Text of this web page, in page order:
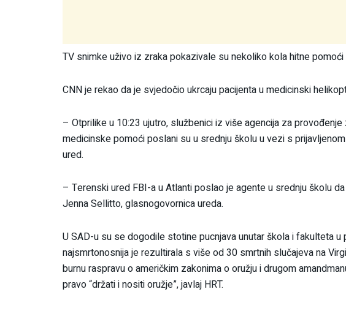
TV snimke uživo iz zraka pokazivale su nekoliko kola hitne
CNN je rekao da je svjedočio ukrcaju pacijenta u medicinski
– Otprilike u 10:23 ujutro, službenici iz više agencija za
medicinske pomoći poslani su u srednju školu u vezi s
ured.
– Terenski ured FBI-a u Atlanti poslao je agente u srednju školu
Jenna Sellitto, glasnogovornica ureda.
U SAD-u su se dogodile stotine pucnjava unutar škola i fakulteta
najsmrtonosnija je rezultirala s više od 30 smrtnih slučajeva na
burnu raspravu o američkim zakonima o oružju i drugom
pravo “držati i nositi oružje”, javlaj HRT.